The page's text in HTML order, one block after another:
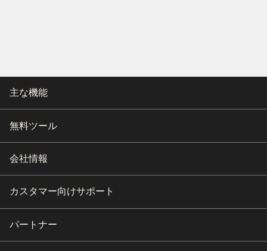
主な機能
無料ツール
会社情報
カスタマー向けサポート
パートナー